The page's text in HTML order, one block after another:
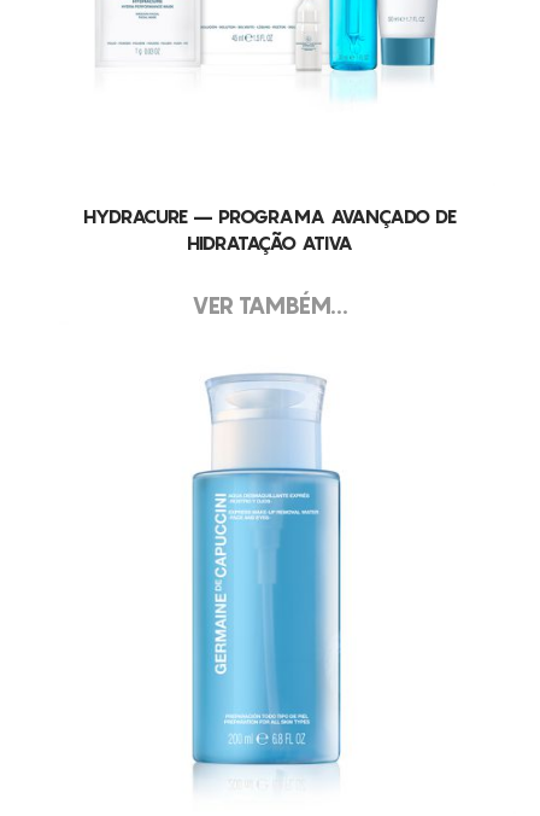
HYDRACURE – PROGRAMA AVANÇADO DE
HIDRATAÇÃO ATIVA
VER TAMBÉM...